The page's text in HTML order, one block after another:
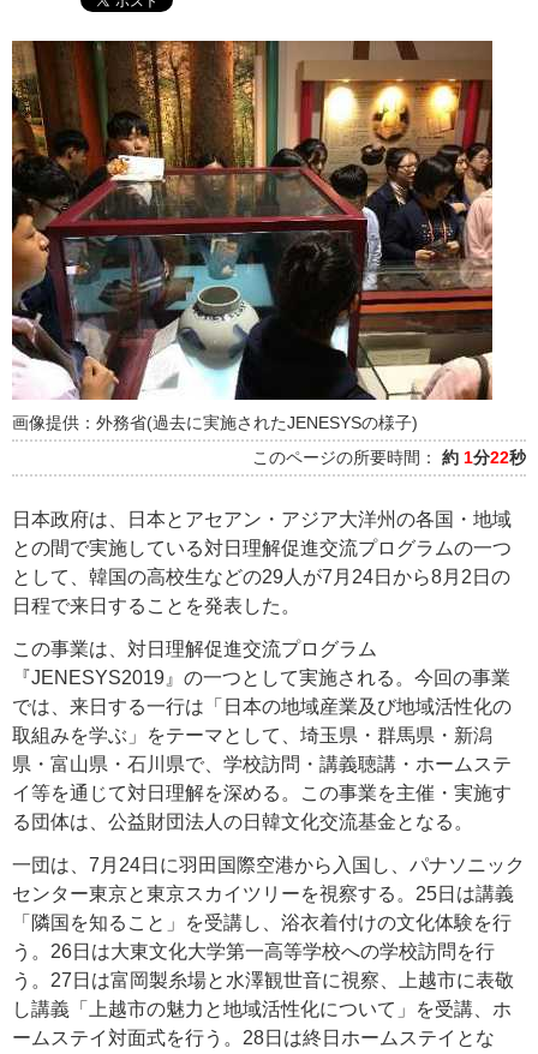
画像提供：外務省(過去に実施されたJENESYSの様子)
このページの所要時間： 約 1分22秒
日本政府は、日本とアセアン・アジア大洋州の各国・地域
との間で実施している対日理解促進交流プログラムの一つ
として、韓国の高校生などの29人が7月24日から8月2日の
日程で来日することを発表した。
この事業は、対日理解促進交流プログラム
『JENESYS2019』の一つとして実施される。今回の事業
では、来日する一行は「日本の地域産業及び地域活性化の
取組みを学ぶ」をテーマとして、埼玉県・群馬県・新潟
県・富山県・石川県で、学校訪問・講義聴講・ホームステ
イ等を通じて対日理解を深める。この事業を主催・実施す
る団体は、公益財団法人の日韓文化交流基金となる。
一団は、7月24日に羽田国際空港から入国し、パナソニック
センター東京と東京スカイツリーを視察する。25日は講義
「隣国を知ること」を受講し、浴衣着付けの文化体験を行
う。26日は大東文化大学第一高等学校への学校訪問を行
う。27日は富岡製糸場と水澤観世音に視察、上越市に表敬
し講義「上越市の魅力と地域活性化について」を受講、ホ
ームステイ対面式を行う。28日は終日ホームステイとな